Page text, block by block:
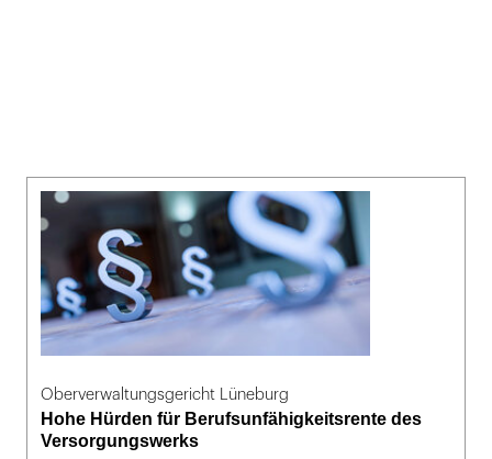
Oberverwaltungsgericht Lüneburg
Hohe Hürden für Berufsunfähigkeitsrente des
Versorgungswerks